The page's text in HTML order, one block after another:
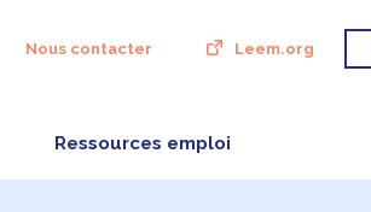
Nous contacter Leem.org
Ressources emploi